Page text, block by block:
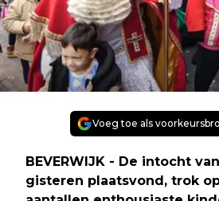
Voeg toe als
BEVERWIJK - De intocht
gisteren plaatsvond, trok